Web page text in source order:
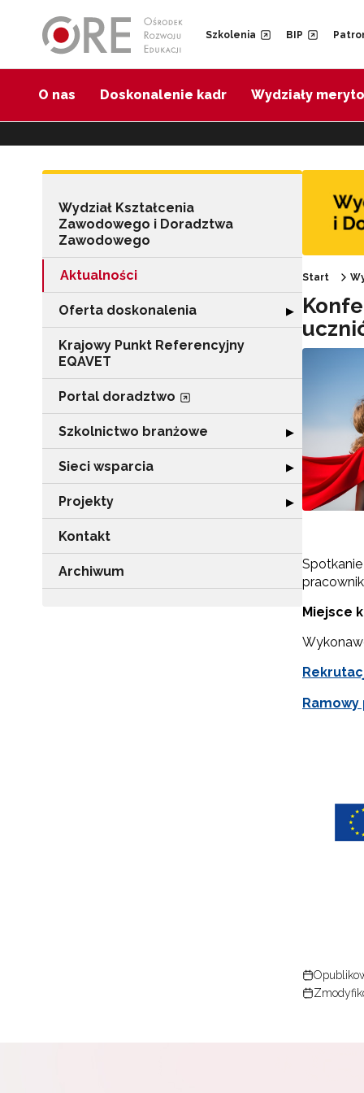
Szkolenia BIP
O nas Doskonalenie kadr Wydziały
Wydział Kształcenia
Zawodowego i Doradztwa
Zawodowego
Aktualności
Oferta doskonalenia Rozwiń sekcję
▶
Krajowy Punkt Referencyjny
EQAVET
Portal doradztwo
Szkolnictwo branżowe Rozwiń sekcję
▶
Sieci wsparcia Rozwiń sekcję
▶
Projekty Rozwiń sekcję
▶
Kontakt
Archiwum
Start
Miejsce